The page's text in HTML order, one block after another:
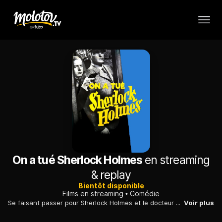
On a tué Sherlock Holmesen streaming
& replay
Bientôt disponible
Films en streaming
Comédie
Se faisant passer pour Sherlock Holmes et le docteur Watson, deux délinquants épousent la cause du bien et coopèrent utilement avec la police. Voir plus